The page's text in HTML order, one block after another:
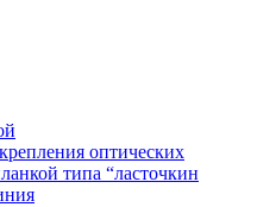
оптических
типа “ласточкин